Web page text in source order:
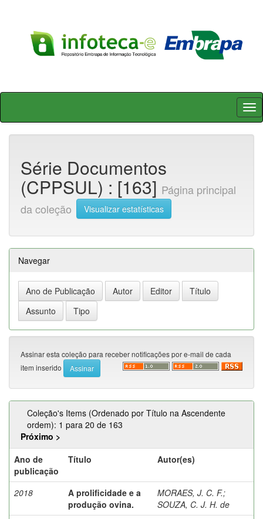
Skip
Série Documentos
(CPPSUL) : [163] Página principal
da coleção
Visualizar estatísticas
Navegar
Assinar esta coleção para receber notificações por e-mail de cada
item inserido
Coleção's Items (Ordenado por Título na Ascendente
ordem): 1 para 20 de 163
Próximo >
Ano de
publicação
Título Autor(es)
2018
A prolificidade e a
produção ovina.
MORAES, J. C. F.;
SOUZA, C. J. H. de